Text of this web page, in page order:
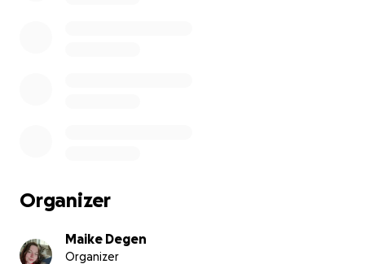
Organizer
Maike Degen
Organizer